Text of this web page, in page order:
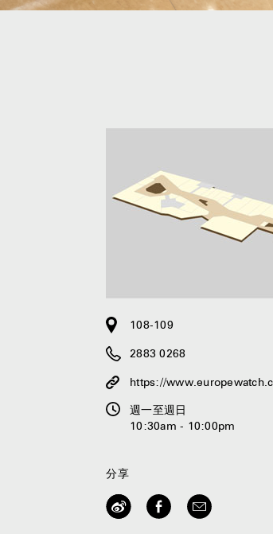
108-109
2883 0268
https://
週一至週日
10:30am - 10:00pm
分享